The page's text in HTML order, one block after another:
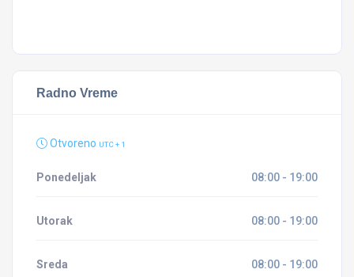
Radno Vreme
Otvoreno UTC + 1
Ponedeljak 08:00 - 19:00
Utorak 08:00 - 19:00
Sreda 08:00 - 19:00